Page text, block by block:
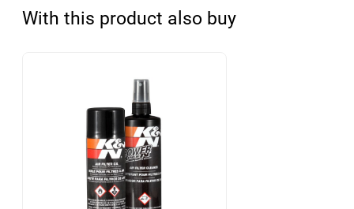
With this product also buy